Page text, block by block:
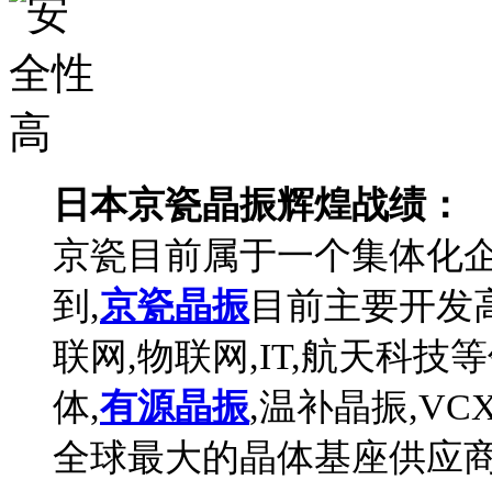
日本京瓷晶振辉煌战绩：
京瓷目前属于一个集体化
到,京瓷晶振 目前主要开发
联网,物联网,IT,航天科技
体,有源晶振,温补晶振
全球最大的晶体基座供应